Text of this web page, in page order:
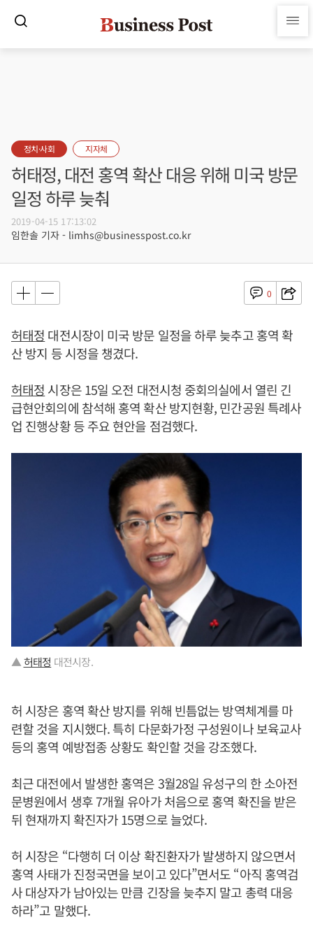
정치·사회 지자체
허태정, 대전 홍역 확산 대응 위해 미국 방문
일정 하루 늦춰
2019-04-15 17:13:02
임한솔 기자 - limhs@businesspost.co.kr
0
허태정 대전시장이 미국 방문 일정을 하루 늦추고 홍역 확
산 방지 등 시정을 챙겼다.
허태정 시장은 15일 오전 대전시청 중회의실에서 열린 긴
급현안회의에 참석해 홍역 확산 방지현황, 민간공원 특례사
업 진행상황 등 주요 현안을 점검했다.
▲허태정 대전시장.
허 시장은 홍역 확산 방지를 위해 빈틈없는 방역체계를 마
련할 것을 지시했다. 특히 다문화가정 구성원이나 보육교사
등의 홍역 예방접종 상황도 확인할 것을 강조했다.
최근 대전에서 발생한 홍역은 3월28일 유성구의 한 소아전
문병원에서 생후 7개월 유아가 처음으로 홍역 확진을 받은
뒤 현재까지 확진자가 15명으로 늘었다.
허 시장은 “다행히 더 이상 확진환자가 발생하지 않으면서
홍역 사태가 진정국면을 보이고 있다”면서도 “아직 홍역검
사 대상자가 남아있는 만큼 긴장을 늦추지 말고 총력 대응
하라”고 말했다.